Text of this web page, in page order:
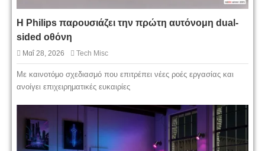
Η Philips παρουσιάζει την πρώτη αυτόνομη dual-
sided οθόνη
Μαΐ 28, 2026 Tech Misc
Με καινοτόμο σχεδιασμό που επιτρέπει νέες ροές εργασίας και
ανοίγει επιχειρηματικές ευκαιρίες